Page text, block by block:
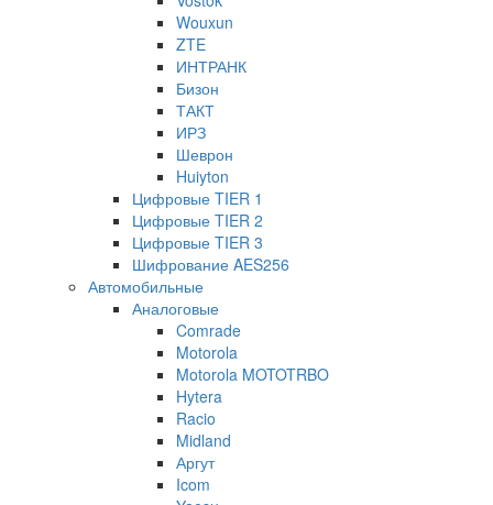
Wouxun
ZTE
ИНТРАНК
Бизон
ТАКТ
ИРЗ
Шеврон
Huiyton
Цифровые TIER 1
Цифровые TIER 2
Цифровые TIER 3
Шифрование AES256
Автомобильные
Аналоговые
Comrade
Motorola
Motorola MOTOTRBO
Hytera
Racio
Midland
Аргут
Icom